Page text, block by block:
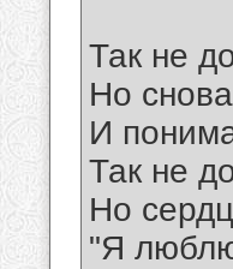
Так не
Но
И
Так не
Но
"Я